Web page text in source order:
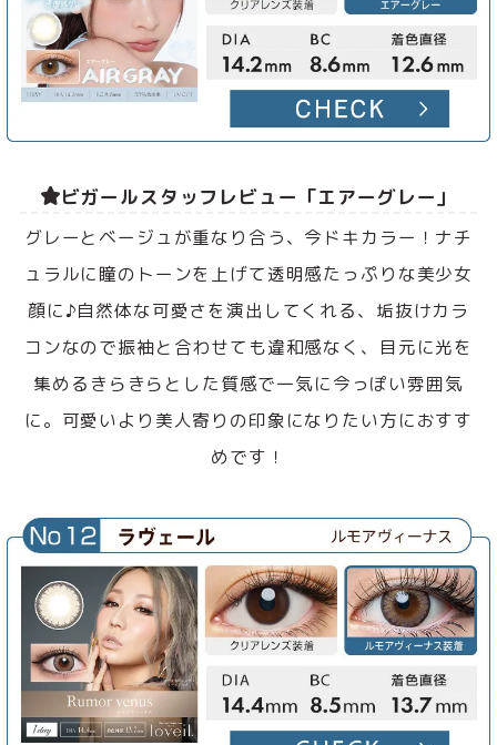
ビガールスタッフレビュー「エアーグレー」
グレーとベージュが重なり合う、今ドキカラー！ナチ
ュラルに瞳のトーンを上げて透明感たっぷりな美少女
顔に♪自然体な可愛さを演出してくれる、垢抜けカラ
コンなので振袖と合わせても違和感なく、目元に光を
集めるきらきらとした質感で一気に今っぽい雰囲気
に。可愛いより美人寄りの印象になりたい方におすす
めです！